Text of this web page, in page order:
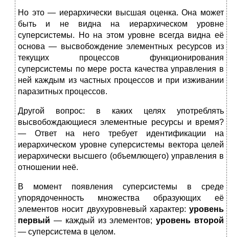
Но это — иерархически высшая оценка. Она может
быть и не видна на иерархическом уровне
суперсистемы. Но на этом уровне всегда видна её
основа — высвобождение элементных ресурсов из
текущих процессов функционирования
суперсистемы по мере роста качества управления в
ней каждым из частных процессов и при изживании
паразитных процессов.
Другой вопрос: в каких целях употреблять
высвобождающиеся элементные ресурсы и время?
— Ответ на него требует идентификации на
иерархическом уровне суперсистемы вектора целей
иерархически высшего (объемлющего) управления в
отношении неё.
В момент появления суперсистемы в среде
упорядоченность множества образующих её
элементов носит двухуровневый ха­рактер: уровень
первый — каждый из элементов;уровень второй
— суперсистема в целом.